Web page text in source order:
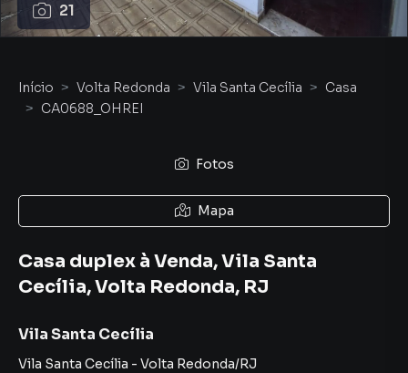
21
Início Volta Redonda Vila Santa Cecília
Casa
CA0688_OHREI
Fotos
Mapa
Casa duplex à Venda, Vila Santa
Cecília, Volta Redonda, RJ
Vila Santa Cecília
Vila Santa Cecília - Volta Redonda/RJ